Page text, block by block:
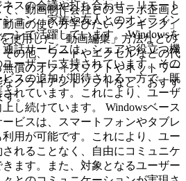
スの会議や打ち合わせ、リモート
ョン、家族や友人とのオンライン
ンで活躍しています。 Windowsを
話サービスは、シェアや役立つ機
ーザーに支持されています。その
スの追加が期待される一方で、既
れています。これにより、ユーザ
し続けています。 Windowsベース
ビスは、スマートフォンやタブレ
用が可能です。これにより、ユー
れることなく、自由にコミュニケ
ます。また、対象となるユーザー
、動画制作会社とのコラボ企画と
画の使い方学びたいランキング」
使用した「動画編集」方法などの
の他、ワードやエクセルなどの代
償のオフィスソフトやネットワー
クライアントソフトなど、おすす
す。